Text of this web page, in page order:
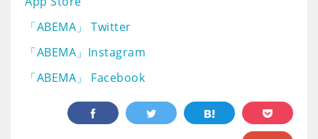
「ABEMA」 Twitter
「ABEMA」Instagram
「ABEMA」 Facebook